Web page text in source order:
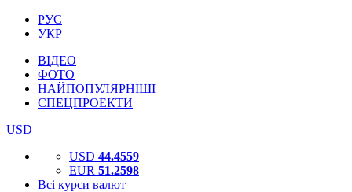
РУС
УКР
ВІДЕО
ФОТО
НАЙПОПУЛЯРНІШІ
СПЕЦПРОЕКТИ
USD
USD 44.4559
EUR 51.2598
Всі курси валют